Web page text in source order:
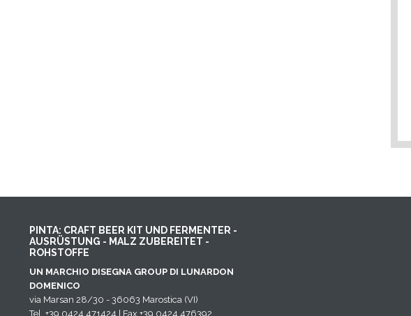
PINTA: CRAFT BEER KIT UND FERMENTER -
AUSRÜSTUNG - MALZ ZUBEREITET -
ROHSTOFFE
UN MARCHIO DISEGNA GROUP DI LUNARDON
DOMENICO
via Marsan 28/30 - 36063 Marostica (VI)
Tel. +39 0424 471424 | Fax +39 0424 476392